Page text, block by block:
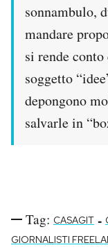
sonnambulo,
mandare
si rende
soggetto
depongono
salvarle in
Tag: CASAGIT -
GIORNALISTI